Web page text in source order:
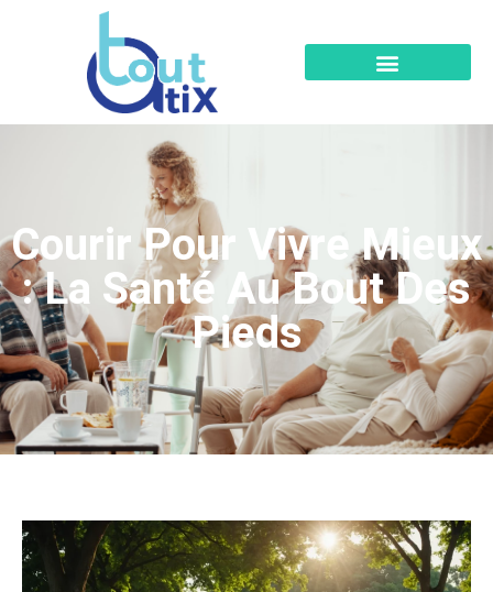
Courir Pour Vivre Mieux
: La Santé Au Bout Des
Pieds